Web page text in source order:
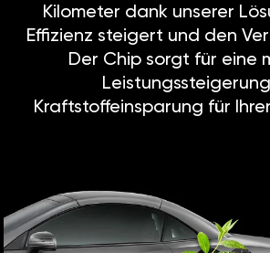
Kilometer dank unserer
Effizienz steigert und den
Der Chip sorgt für eine
Kraftstoffeinsparung für